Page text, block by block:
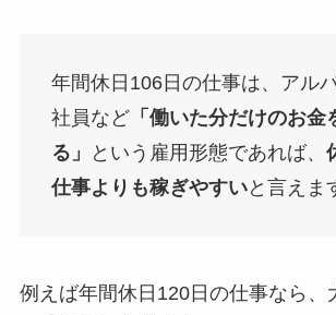
年間休日106日の仕事は、アル
社員など「働いた分だけのお金
る」
という雇用形態であれば、
仕事よりも稼ぎやすいと言えま
例えば年間休日120日の仕事なら、